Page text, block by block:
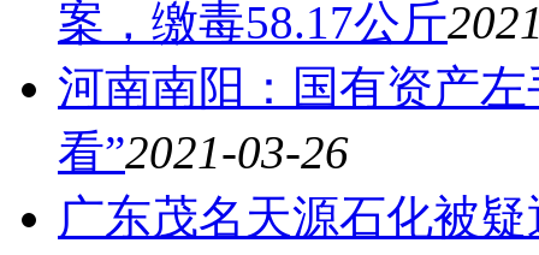
案，缴毒58.17公斤
河南南阳：国有资产
看”2021-03-26
广东茂名天源石化被